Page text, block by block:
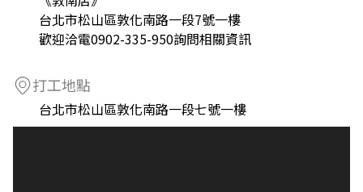
台北市松山區敦化南路一段7號一樓
歡迎洽電0902-335-950詢問相關資訊
打工地點
台北市松山區敦化南路一段七號一樓